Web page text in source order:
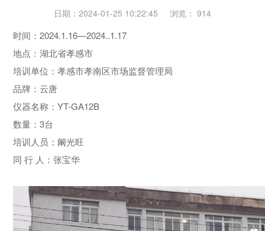
日期：2024-01-25 10:22:45 浏览： 914
时间：2024.1.16—2024..1.17
地点：湖北省孝感市
培训单位：孝感市孝南区市场监督管理局
品牌：云唐
仪器名称：YT-GA12B
数量：3台
培训人员：阚光旺
同 行 人：张宝华